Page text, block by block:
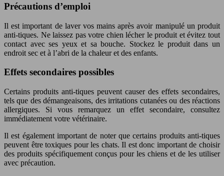
Précautions d’emploi
Il est important de laver vos mains après avoir manipulé un produit
anti-tiques. Ne laissez pas votre chien lécher le produit et évitez tout
contact avec ses yeux et sa bouche. Stockez le produit dans un
endroit sec et à l’abri de la chaleur et des enfants.
Effets secondaires possibles
Certains produits anti-tiques peuvent causer des effets secondaires,
tels que des démangeaisons, des irritations cutanées ou des réactions
allergiques. Si vous remarquez un effet secondaire, consultez
immédiatement votre vétérinaire.
Il est également important de noter que certains produits anti-tiques
peuvent être toxiques pour les chats. Il est donc important de choisir
des produits spécifiquement conçus pour les chiens et de les utiliser
avec précaution.